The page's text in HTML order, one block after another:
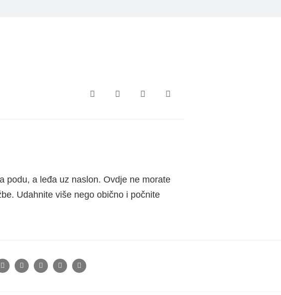
podu, a leđa uz naslon. Ovdje ne morate
Udahnite više nego obično i počnite